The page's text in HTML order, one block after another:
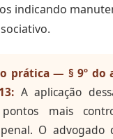
indicando
prática — § 9º do
A aplicação
mais
O advogado